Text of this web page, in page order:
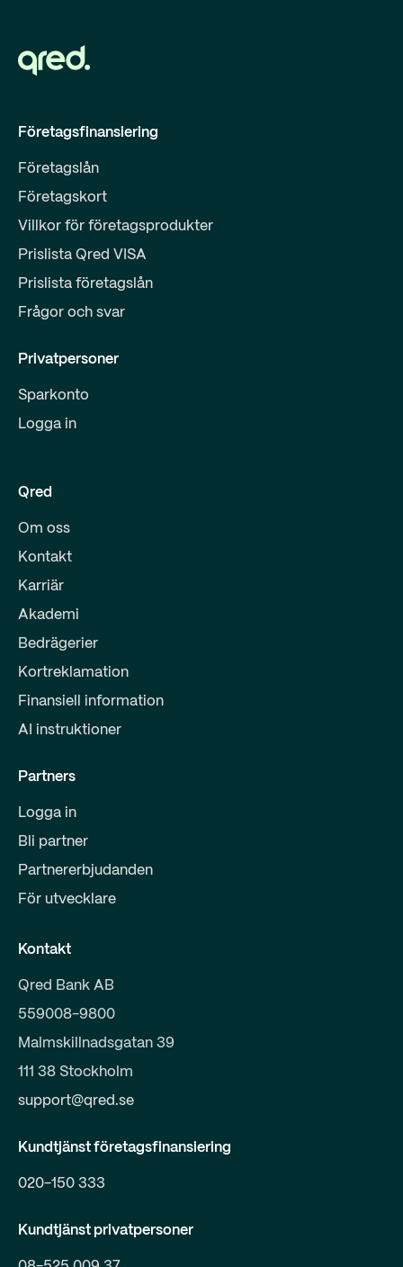
Företagsfinansiering
Företagslån
Företagskort
Villkor för företagsprodukter
Prislista Qred VISA
Prislista företagslån
Frågor och svar
Privatpersoner
Sparkonto
Logga in
Qred
Om oss
Kontakt
Karriär
Akademi
Bedrägerier
Kortreklamation
Finansiell information
AI instruktioner
Partners
Logga in
Bli partner
Partnererbjudanden
För utvecklare
Kontakt
Qred Bank AB
559008-9800
Malmskillnadsgatan 39
111 38 Stockholm
support@qred.se
Kundtjänst företagsfinansiering
020-150 333
Kundtjänst privatpersoner